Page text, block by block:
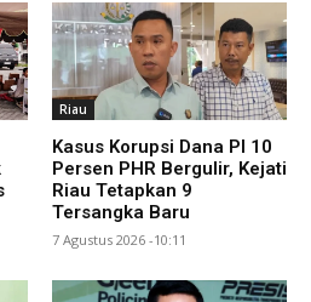
Riau
Kasus Korupsi Dana PI 10
Persen PHR Bergulir, Kejati
Riau Tetapkan 9
Tersangka Baru
7 Agustus 2026 -10:11